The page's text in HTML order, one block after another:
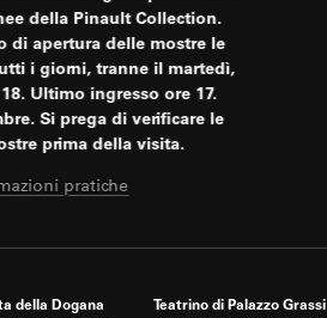
della Pinault Collection.
di apertura delle mostre le
i giorni, tranne il martedì,
Ultimo ingresso ore 17.
Si prega di verificare le
prima della visita.
pratiche
della Dogana
Teatrino di Palazzo Grassi